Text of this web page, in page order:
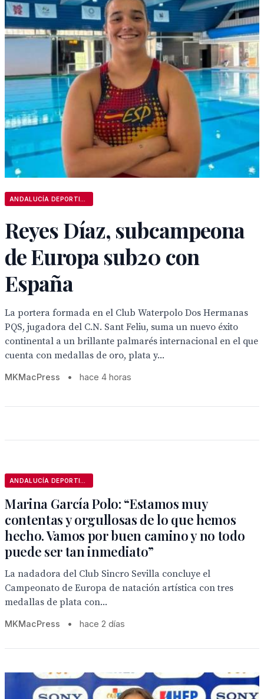
Reyes Díaz, subcampeona
de Europa sub20 con
España
La portera formada en el Club Waterpolo Dos Hermanas
PQS, jugadora del C.N. Sant Feliu, suma un nuevo éxito
continental a un brillante palmarés internacional en el que
cuenta con medallas de oro, plata y...
MKMacPress • hace 4 horas
Marina García Polo: “Estamos muy
contentas y orgullosas de lo que hemos
hecho. Vamos por buen camino y no todo
puede ser tan inmediato”
La nadadora del Club Sincro Sevilla concluye el
Campeonato de Europa de natación artística con tres
medallas de plata con...
MKMacPress • hace 2 días